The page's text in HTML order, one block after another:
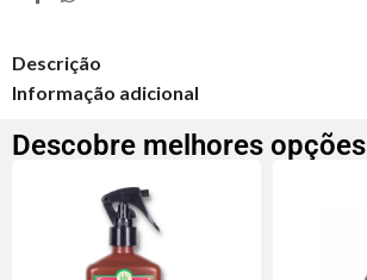
Descrição
Informação adicional
Descobre melhores opções